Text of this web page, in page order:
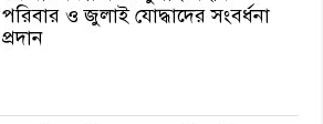
পরিবার ও জুলাই যোদ্ধাদের সংবর্ধনা
প্রদান